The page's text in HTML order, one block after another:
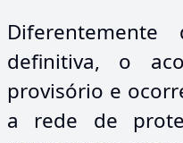
definitiva, o
provisório e
a rede de